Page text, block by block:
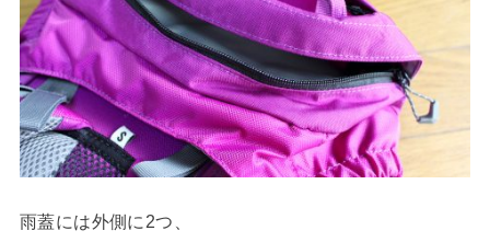
雨蓋には外側に2つ、